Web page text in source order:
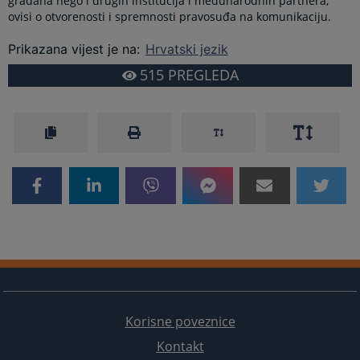
ovisi o otvorenosti i spremnosti pravosuđa na komunikaciju.
Prikazana vijest je na: Hrvatski jezik
515 PREGLEDA
Korisne poveznice
Kontakt